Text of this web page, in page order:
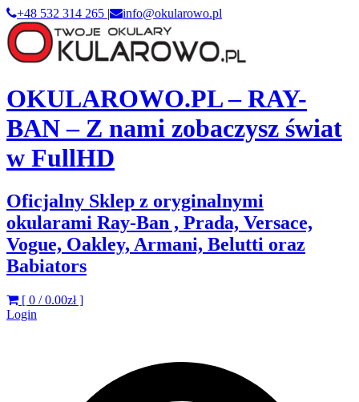
+48 532 314 265 | info@okularowo.pl
OKULAROWO.PL – RAY-
BAN – Z nami zobaczysz świat
w FullHD
Oficjalny Sklep z oryginalnymi
okularami Ray-Ban , Prada, Versace,
Vogue, Oakley, Armani, Belutti oraz
Babiators
[ 0 /0.00zł]
Login